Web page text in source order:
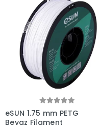
eSUN 1.75 mm PETG
Beyaz Filament